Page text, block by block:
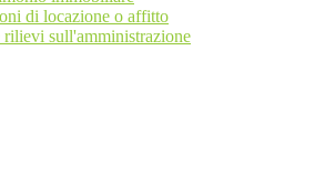
di locazione o affitto
sull'amministrazione